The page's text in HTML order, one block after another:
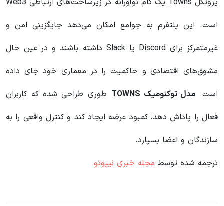
پروتکل Towns یک گام نوآورانه در زیرساخت‌های ارتباطی Web3
است. این پلتفرم به جوامع امکان می‌دهد جایگزینی امن و
غیرمتمرکز برای Discord یا Slack داشته باشند و در عین حال
مشوق‌های اقتصادی و حاکمیت را در معماری خود جای داده
است. مدل توکنومیک TOWNS
طوری طراحی شده که کاربران
فعال را پاداش دهد، کمبود عرضه ایجاد کند و کنترل واقعی را به
سازندگان و اعضا بسپارد.
ترجمه شده توسط مجله خبری نیپوتو